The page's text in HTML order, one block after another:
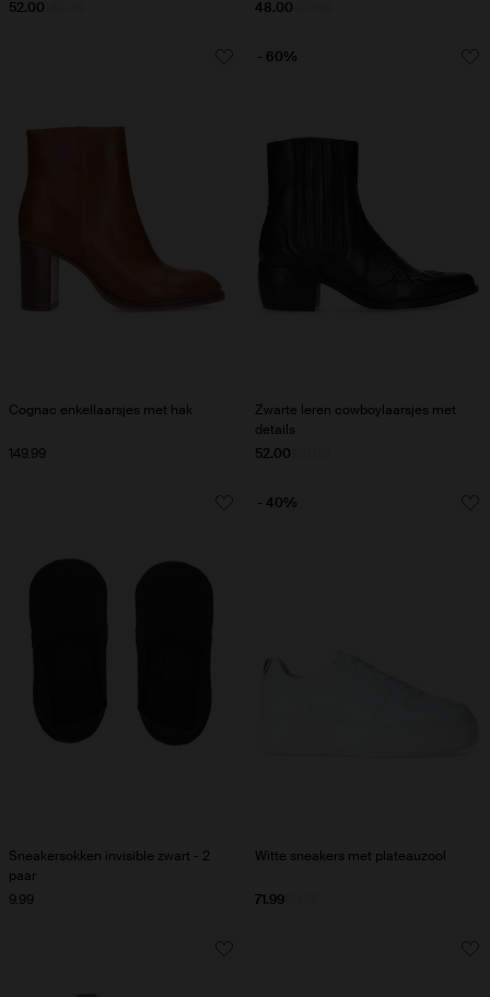
52.00 48.00
Cognac enkellaarsjes met hak
149.99
Zwarte leren cowboylaarsjes met
details
52.00
- 60%
Sneakersokken invisible zwart - 2
paar
9.99
Witte sneakers met plateauzool
71.99
- 40%